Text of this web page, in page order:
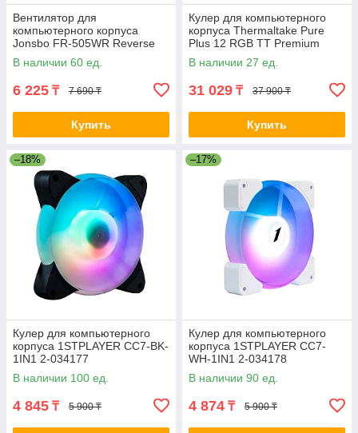
Вентилятор для
компьютерного корпуса
Jonsbo FR-505WR Reverse
White 2-032391 FR-505WR
White
В наличии 60 ед.
6 225 ₸ 7 690 ₸
Купить
Кулер для компьютерного
корпуса Thermaltake Pure
Plus 12 RGB TT Premium
Edition (3-Fan Pack) 2-008548
В наличии 27 ед.
31 029 ₸ 37 900 ₸
Купить
–18%
Кулер для компьютерного
корпуса 1STPLAYER CC7-BK-
1IN1 2-034177
В наличии 100 ед.
4 845 ₸ 5 900 ₸
–17%
Кулер для компьютерного
корпуса 1STPLAYER CC7-
WH-1IN1 2-034178
В наличии 90 ед.
4 874 ₸ 5 900 ₸